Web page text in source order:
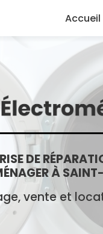
Accueil
DE
À
vente et